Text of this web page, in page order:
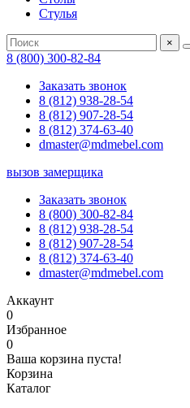
Стулья
×
8 (800) 300-82-84
Заказать звонок
8 (812) 938-28-54
8 (812) 907-28-54
8 (812) 374-63-40
dmaster@mdmebel.com
вызов замерщика
Заказать звонок
8 (800) 300-82-84
8 (812) 938-28-54
8 (812) 907-28-54
8 (812) 374-63-40
dmaster@mdmebel.com
Аккаунт
0
Избранное
0
Ваша корзина пуста!
Корзина
Каталог